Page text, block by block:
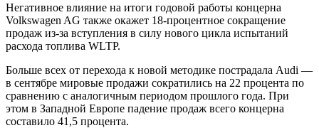
Негативное влияние на итоги годовой работы концерна
Volkswagen AG также окажет 18-процентное сокращение
продаж из-за вступления в силу нового цикла испытаний
расхода топлива WLTP.
Больше всех от перехода к новой методике пострадала Audi —
в сентябре мировые продажи сократились на 22 процента по
сравнению с аналогичным периодом прошлого года. При
этом в Западной Европе падение продаж всего концерна
составило 41,5 процента.